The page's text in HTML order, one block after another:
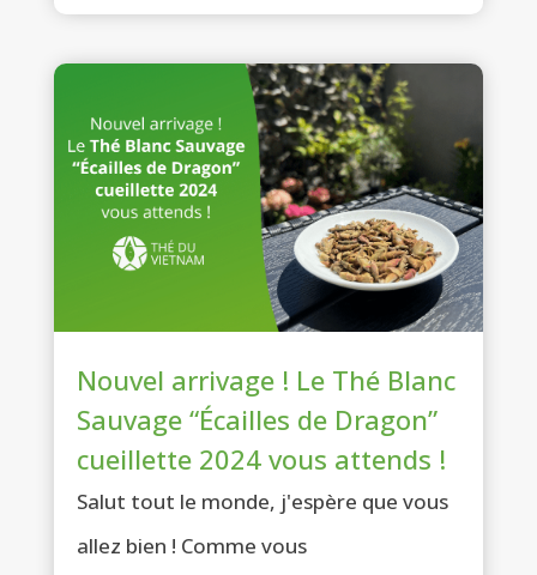
Nouvel arrivage ! Le Thé Blanc
Sauvage “Écailles de Dragon”
cueillette 2024 vous attends !
Salut tout le monde, j'espère que vous
allez bien ! Comme vous